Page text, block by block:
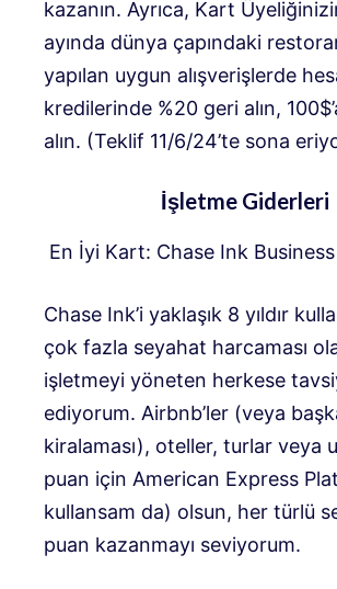
kazanın. Ayrıca, Kart
ayında dünya çapındaki
yapılan uygun alışverişlerde
kredilerinde %20 geri alın,
alın. (Teklif 11/6/24’te sona
İşletme Giderleri
En İyi Kart: Chase Ink
Chase Ink’i yaklaşık 8 yıldır
çok fazla seyahat harcaması
işletmeyi yöneten herkese
ediyorum. Airbnb’ler (veya
kiralaması), oteller, turlar veya
puan için American Express
kullansam da) olsun, her türlü
puan kazanmayı seviyorum.